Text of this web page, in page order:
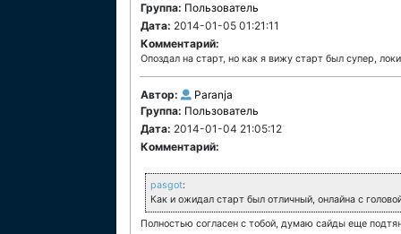
Группа: Пользователь
Дата: 2014-01-05 01:21:11
Комментарий:
Опоздал на старт, но как я вижу старт был супер,
Автор:
Paranja
Группа: Пользователь
Дата: 2014-01-04 21:05:12
Комментарий:
pasgot:
Как и ожидал старт был отличный, онлайна с
Полностью согласен с тобой, думаю сайды еще